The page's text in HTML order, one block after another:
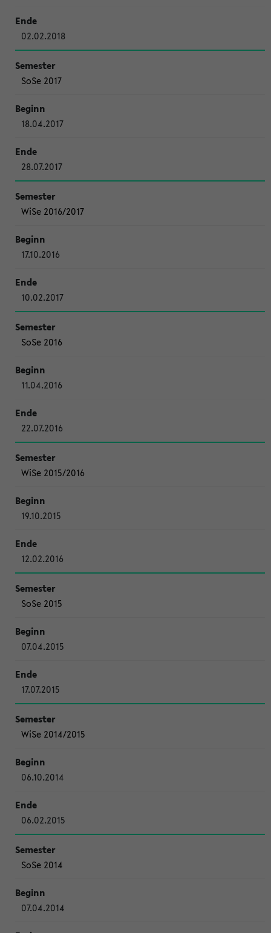
02.02.2018
SoSe 2017
18.04.2017
28.07.2017
WiSe 2016/2017
17.10.2016
10.02.2017
SoSe 2016
11.04.2016
22.07.2016
WiSe 2015/2016
19.10.2015
12.02.2016
SoSe 2015
07.04.2015
17.07.2015
WiSe 2014/2015
06.10.2014
06.02.2015
SoSe 2014
07.04.2014